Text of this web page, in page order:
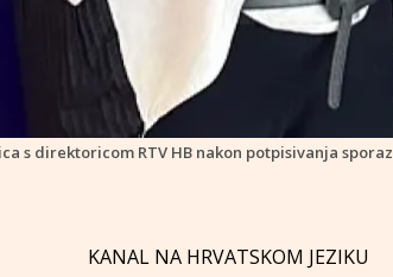
s direktoricom RTV HB nakon potpisivanja
KANAL NA HRVATSKOM JEZIKU